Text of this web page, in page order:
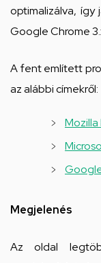
optimalizálva, így
Google Chrome
A fent említett
az alábbi címekről:
Megjelenés
Az oldal